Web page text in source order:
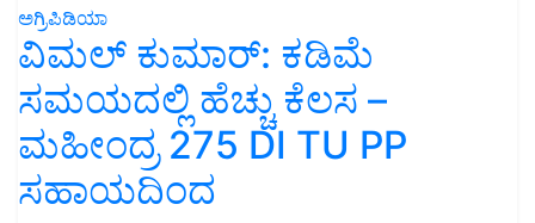
ಅಗ್ರಿಪಿಡಿಯಾ
ವಿಮಲ್ ಕುಮಾರ್: ಕಡಿಮೆ
ಸಮಯದಲ್ಲಿ ಹೆಚ್ಚು ಕೆಲಸ –
ಮಹೀಂದ್ರ 275 DI TU PP
ಸಹಾಯದಿಂದ